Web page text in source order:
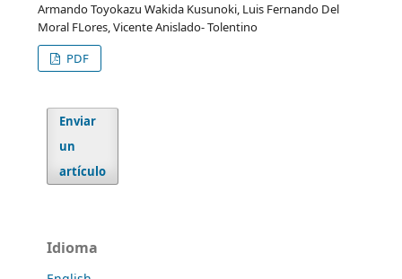
Armando Toyokazu Wakida Kusunoki, Luis Fernando Del
Moral FLores, Vicente Anislado- Tolentino
PDF
Enviar
un
artículo
Idioma